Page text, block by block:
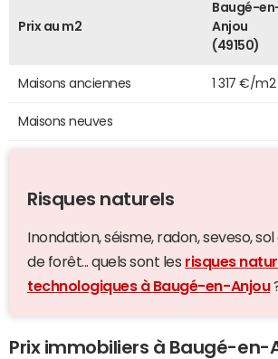
Prix au m2
Baugé-
Anjou
(49150)
Maisons anciennes 1 317 €/m2
Maisons neuves
Risques naturels
Inondation, séisme, radon, seveso, sol
de forêt... quels sont les risques
technologiques à Baugé-en-Anjou
Prix immobiliers à Baugé-en-